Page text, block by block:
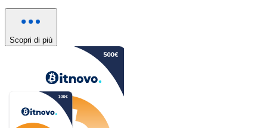
Scopri di più